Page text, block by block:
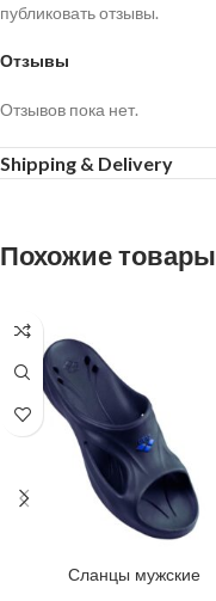
Отзывы
Отзывов пока нет.
публиковать отзывы.
Shipping & Delivery
Похожие товары
Сланцы мужские